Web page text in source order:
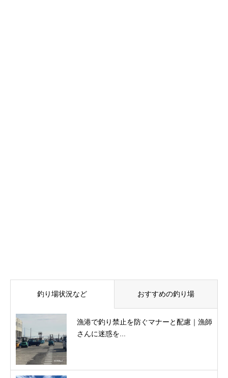
釣り場状況など おすすめの釣り場
漁港で釣り禁止を防ぐマナーと配慮｜漁師
さんに迷惑を...